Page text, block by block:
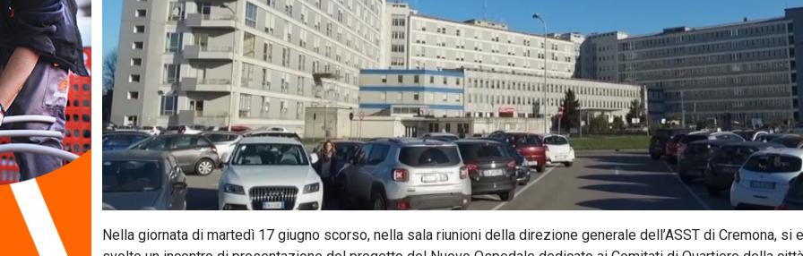
Nella giornata di martedì 17 giugno scorso, nella sala riunioni della direzione generale dell’ASST di Cremona, si